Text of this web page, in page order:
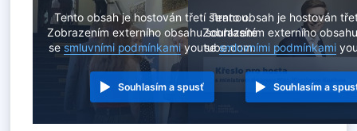
Tento obsah je hostován třetí stranou.
Zobrazením externího obsahu souhlasíte
sesmluvními podmínkamiyoutube.com.
Souhlasím a spusť
Tento obsah je hostován
Zobrazením externího
sesmluvními podmínkami
Souhlasím a